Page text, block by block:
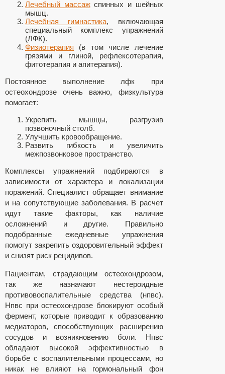
Лечебный массажспинных и шейных
мышц.
Лечебная гимнастика, включающая
специальный комплекс упражнений
(ЛФК).
Физиотерапия (в том числе лечение
грязями и глиной, рефлексотерапия,
фитотерапия и апитерапия).
Постоянное выполнение лфк при
остеохондрозе очень важно, физкультура
помогает:
Укрепить мышцы, разгрузив
позвоночный столб.
Улучшить кровообращение.
Развить гибкость и увеличить
межпозвонковое пространство.
Комплексы упражнений подбираются в
зависимости от характера и локализации
поражений. Специалист обращает внимание
и на сопутствующие заболевания. В расчет
идут такие факторы, как наличие
осложнений и другие. Правильно
подобранные ежедневные упражнения
помогут закрепить оздоровительный эффект
и снизят риск рецидивов.
Пациентам, страдающим остеохондрозом,
так же назначают нестероидные
противовоспалительные средства (нпвс).
Нпвс при остеохондрозе блокируют особый
фермент, которые приводит к образованию
медиаторов, способствующих расширению
сосудов и возникновению боли. Нпвс
обладают высокой эффективностью в
борьбе с воспалительными процессами, но
никак не влияют на гормональный фон